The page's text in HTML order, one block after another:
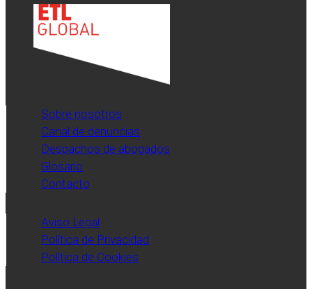
Sobre nosotros
Canal de denuncias
Despachos de abogados
Glosario
Contacto
Aviso Legal
Política de Privacidad
Política de Cookies